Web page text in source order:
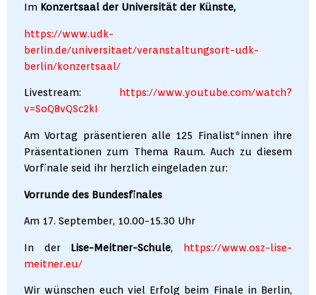
Im Konzertsaal der Universität der Künste,
https://www.udk-
berlin.de/universitaet/veranstaltungsort-udk-
berlin/konzertsaal/
Livestream: https://www.youtube.com/watch?
v=SoQ8vQSc2kI
Am Vortag präsentieren alle 125 Finalist*innen ihre
Präsentationen zum Thema Raum. Auch zu diesem
Vorfinale seid ihr herzlich eingeladen zur:
Vorrunde des Bundesfinales
Am 17. September, 10.00-15.30 Uhr
In der Lise-Meitner-Schule, https://www.osz-lise-
meitner.eu/
Wir wünschen euch viel Erfolg beim Finale in Berlin,